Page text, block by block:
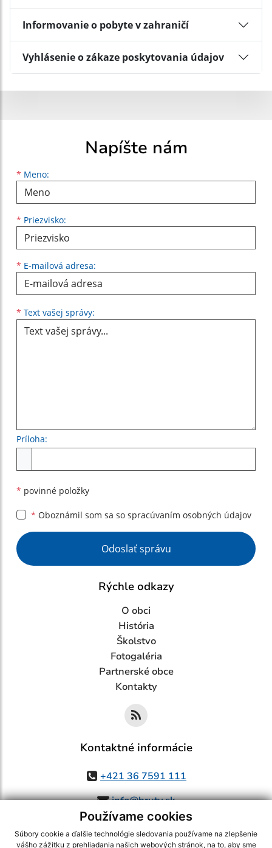
Používame cookies
Súbory cookie a ďalšie technológie sledovania používame na zlepšenie
vášho zážitku z prehliadania našich webových stránok, na to, aby sme
Informovanie o pobyte v zahraničí
Vyhlásenie o zákaze poskytovania údajov
Napíšte nám
* Meno:
Meno
* Priezvisko:
Priezvisko
* E-mailová adresa:
E-mailová adresa
* Text vašej správy:
Príloha:
* povinné položky
* Oboznámil som sa so spracúvaním osobných údajov
Google reCaptcha Response
Odoslať správu
Rýchle odkazy
O obci
História
Školstvo
Fotogaléria
Partnerské obce
Kontakty
Kontaktné informácie
+421 36 7591 111
info@bruty.sk